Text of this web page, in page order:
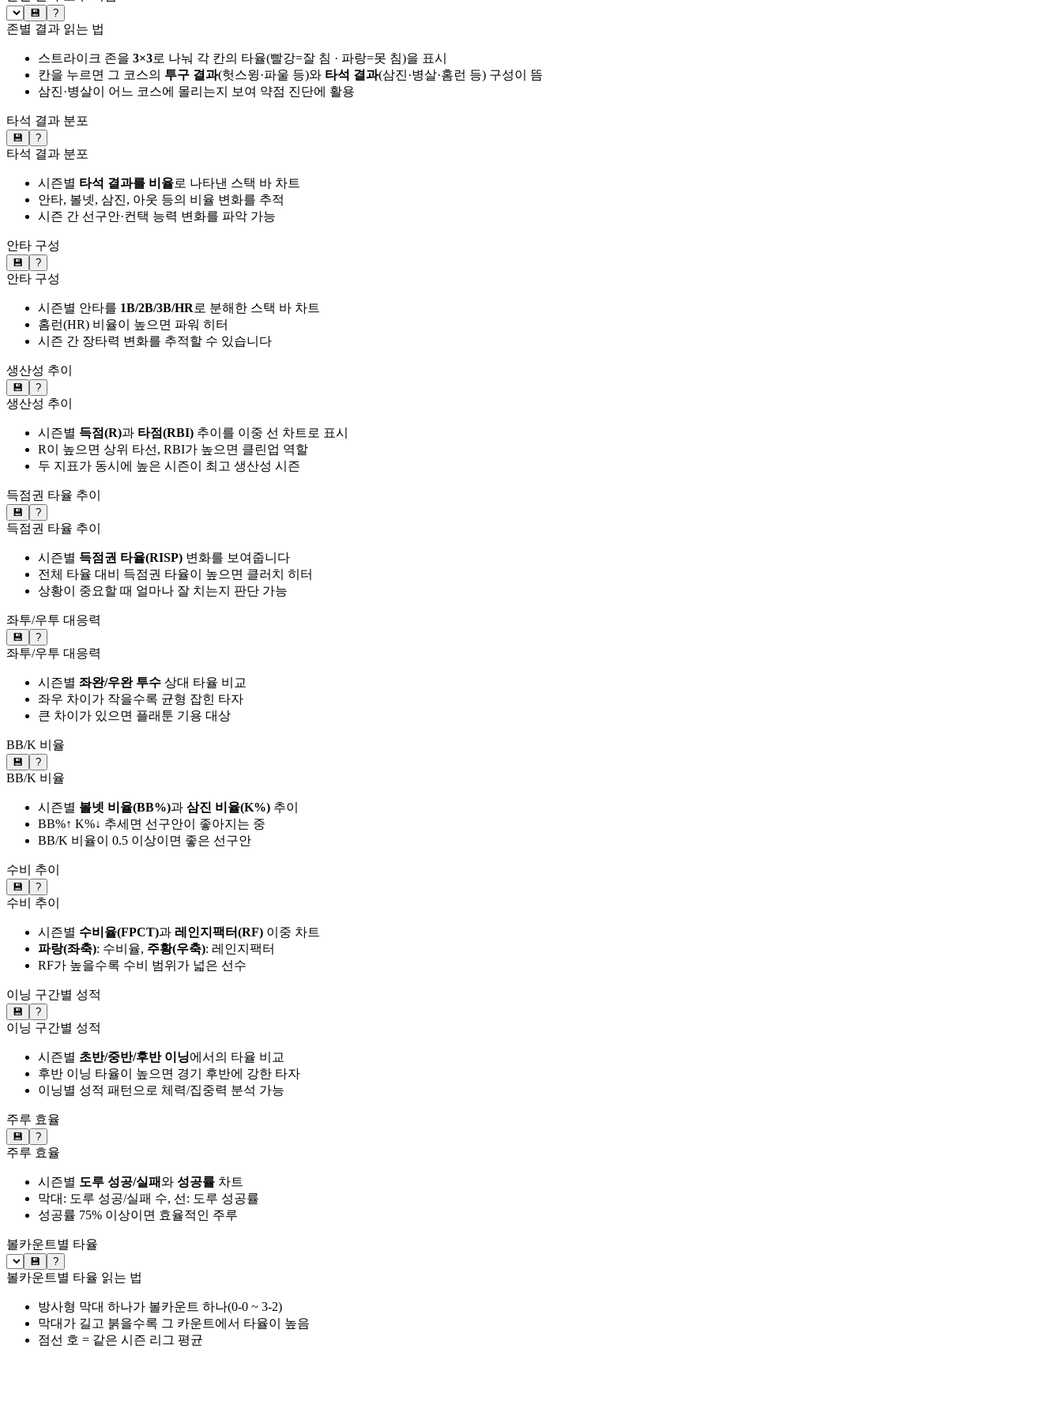
💾 ?
존별 결과 읽는 법
스트라이크 존을 3×3로 나눠 각 칸의 타율(빨강=잘 침 · 파랑=못 침)을 표시
칸을 누르면 그 코스의 투구 결과(헛스윙·파울 등)와 타석 결과(삼진·병살·홈런 등) 구성이 뜸
삼진·병살이 어느 코스에 몰리는지 보여 약점 진단에 활용
타석 결과 분포
💾 ?
타석 결과 분포
시즌별 타석 결과를 비율로 나타낸 스택 바 차트
안타, 볼넷, 삼진, 아웃 등의 비율 변화를 추적
시즌 간 선구안·컨택 능력 변화를 파악 가능
안타 구성
💾 ?
안타 구성
시즌별 안타를 1B/2B/3B/HR로 분해한 스택 바 차트
홈런(HR) 비율이 높으면 파워 히터
시즌 간 장타력 변화를 추적할 수 있습니다
생산성 추이
💾 ?
생산성 추이
시즌별 득점(R)과 타점(RBI) 추이를 이중 선 차트로 표시
R이 높으면 상위 타선, RBI가 높으면 클린업 역할
두 지표가 동시에 높은 시즌이 최고 생산성 시즌
득점권 타율 추이
💾 ?
득점권 타율 추이
시즌별 득점권 타율(RISP) 변화를 보여줍니다
전체 타율 대비 득점권 타율이 높으면 클러치 히터
상황이 중요할 때 얼마나 잘 치는지 판단 가능
좌투/우투 대응력
💾 ?
좌투/우투 대응력
시즌별 좌완/우완 투수 상대 타율 비교
좌우 차이가 작을수록 균형 잡힌 타자
큰 차이가 있으면 플래툰 기용 대상
BB/K 비율
💾 ?
BB/K 비율
시즌별 볼넷 비율(BB%)과 삼진 비율(K%) 추이
BB%↑ K%↓ 추세면 선구안이 좋아지는 중
BB/K 비율이 0.5 이상이면 좋은 선구안
수비 추이
💾 ?
수비 추이
시즌별 수비율(FPCT)과 레인지팩터(RF) 이중 차트
파랑(좌축): 수비율, 주황(우축): 레인지팩터
RF가 높을수록 수비 범위가 넓은 선수
이닝 구간별 성적
💾 ?
이닝 구간별 성적
시즌별 초반/중반/후반 이닝에서의 타율 비교
후반 이닝 타율이 높으면 경기 후반에 강한 타자
이닝별 성적 패턴으로 체력/집중력 분석 가능
주루 효율
💾 ?
주루 효율
시즌별 도루 성공/실패와 성공률 차트
막대: 도루 성공/실패 수, 선: 도루 성공률
성공률 75% 이상이면 효율적인 주루
볼카운트별 타율
💾 ?
볼카운트별 타율 읽는 법
방사형 막대 하나가 볼카운트 하나(0-0 ~ 3-2)
막대가 길고 붉을수록 그 카운트에서 타율이 높음
점선 호 = 같은 시즌 리그 평균